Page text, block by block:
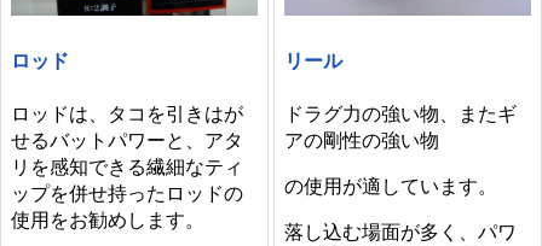
ロッド
ロッドは、タコを引きはが
せるバットパワーと、アタ
リを感知できる繊細なティ
ップを併せ持ったロッドの
使用をお勧めします。
リール
ドラグ力の強い物、またギ
アの剛性の強い物
の使用が適しています。
落し込む場面が多く、パワ